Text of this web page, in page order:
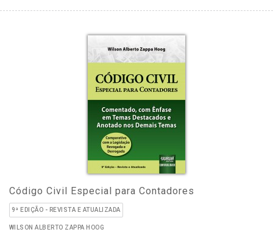
Código Civil Especial para Contadores
9ª EDIÇÃO - REVISTA E ATUALIZADA
WILSON ALBERTO ZAPPA HOOG